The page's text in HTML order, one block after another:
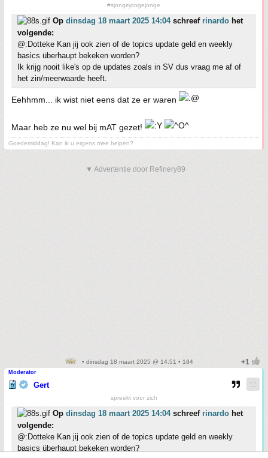
#sjongejongejonge
Op dinsdag 18 maart 2025 14:04schreef rinardo het
volgende:
@:Dotteke Kan jij ook zien of de topics update geld en weekly
basics überhaupt bekeken worden?
Ik krijg nooit like's op de updates zoals in SV dus vraag me af of
het zin/meerwaarde heeft.
Eehhmm... ik wist niet eens dat ze er waren
Maar heb ze nu wel bij mAT gezet!
Goedemiddag! Kan ik u ergens mee helpen?
▼ Advertentie door Refinery89
• dinsdag 18 maart 2025 @ 14:51 • 184
Moderator
Gert
spreekt voor zich
Op dinsdag 18 maart 2025 14:04schreef rinardo het
volgende:
@:Dotteke Kan jij ook zien of de topics update geld en weekly
basics überhaupt bekeken worden?